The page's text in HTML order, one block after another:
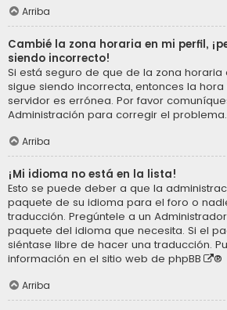
Arriba
Cambié la zona horaria en mi perfil,
siendo incorrecto!
Si está seguro de que de la zona
sigue siendo incorrecta, entonces la
servidor es errónea. Por favor
Administración para corregir el problema.
Arriba
¡Mi idioma no está en la lista!
Esto se puede deber a que la
paquete de su idioma para el foro o
traducción. Pregúntele a un
paquete del idioma que necesita. Si el
siéntase libre de hacer una traducción.
información en el sitio web de phpBB ®
Arriba